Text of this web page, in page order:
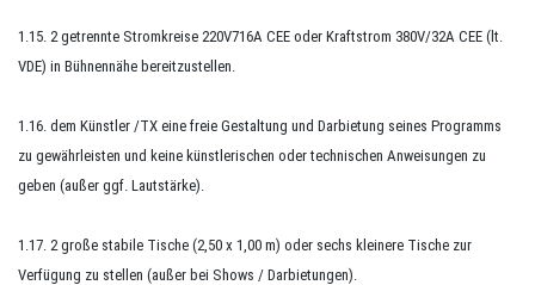
1.15. 2 getrennte Stromkreise 220V716A CEE oder Kraftstrom 380V/32A CEE (lt.
VDE) in Bühnennähe bereitzustellen.
1.16. dem Künstler /TX eine freie Gestaltung und Darbietung seines Programms
zu gewährleisten und keine künstlerischen oder technischen Anweisungen zu
geben (außer ggf. Lautstärke).
1.17. 2 große stabile Tische (2,50 x 1,00 m) oder sechs kleinere Tische zur
Verfügung zu stellen (außer bei Shows / Darbietungen).